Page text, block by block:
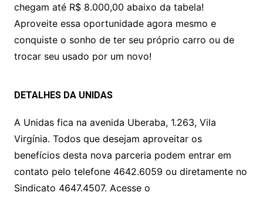
chegam até R$ 8.000,00 abaixo da tabela!
Aproveite essa oportunidade agora mesmo e
conquiste o sonho de ter seu próprio carro ou de
trocar seu usado por um novo!
DETALHES DA UNIDAS
A Unidas fica na avenida Uberaba, 1.263, Vila
Virgínia. Todos que desejam aproveitar os
benefícios desta nova parceria podem entrar em
contato pelo telefone 4642.6059 ou diretamente no
Sindicato 4647.4507. Acesse o